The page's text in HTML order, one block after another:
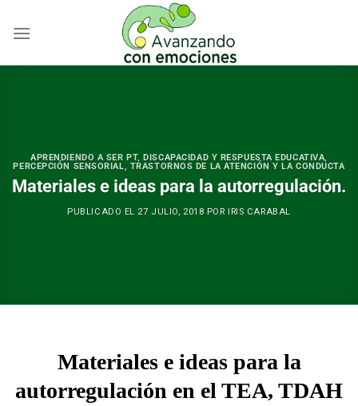
APRENDIENDO A SER PT,DISCAPACIDAD Y RESPUESTA EDUCATIVA,
PERCEPCIÓN SENSORIAL, TRASTORNOS DE LA ATENCIÓN Y LA CONDUCTA
Materiales e ideas para la autorregulación.
PUBLICADO EL 27 JULIO, 2018 POR IRIS CARABAL
Materiales e ideas para la
autorregulación en el TEA, TDAH